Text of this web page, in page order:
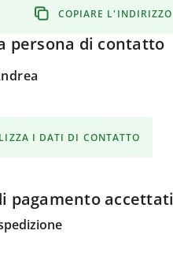
COPIARE L'INDIRIZZO
persona di contatto
I DATI DI CONTATTO
pagamento accettati